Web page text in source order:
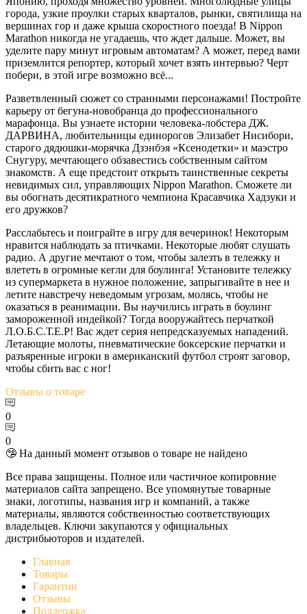
города, узкие проулки старых кварталов, рынки, святилища на
вершинах гор и даже крыша скоростного поезда! В Nippon
Marathon никогда не угадаешь, что ждет дальше. Может, вы
уделите пару минут игровым автоматам? А может, перед вами
приземлится репортер, который хочет взять интервью? Черт
побери, в этой игре возможно всё...
Разветвленный сюжет со странными персонажами! Постройте
карьеру от бегуна-новобранца до профессионального
марафонца. Вы узнаете истории человека-лобстера ДЖ.
ДАРВИНА, любительницы единорогов Элизабет Нисибори,
старого дядюшки-морячка Дзэнбэя «Ксенодетки» и маэстро
Снугуру, мечтающего обзавестись собственным сайтом
знакомств. А еще предстоит открыть таинственные секреты
невидимых сил, управляющих Nippon Marathon. Сможете ли
вы обогнать десятикратного чемпиона Красавчика Хадзуки и
его дружков?
Расслабьтесь и поиграйте в игру для вечеринок! Некоторым
нравится наблюдать за птичками. Некоторые любят слушать
радио. А другие мечтают о том, чтобы залезть в тележку и
влететь в огромные кегли для боулинга! Установите тележку
из супермаркета в нужное положение, запрыгивайте в нее и
летите навстречу неведомым угрозам, молясь, чтобы не
оказаться в реанимации. Вы научились играть в боулинг
замороженной индейкой? Тогда вооружайтесь перчаткой
Л.О.Б.С.Т.Е.Р! Вас ждет серия непредсказуемых нападений.
Летающие молоты, пневматические боксерские перчатки и
разъяренные игроки в американский футбол строят заговор,
чтобы сбить вас с ног!
Отзывы о товаре
0
0
🤥 На данный момент отзывов о товаре не найдено
Все права защищены. Полное или частичное копировние
материалов сайта запрещено. Все упомянутые товарные
знаки, логотипы, названия игр и компаний, а также
материалы, являются собственностью соответствующих
владельцев. Ключи закупаются у официальных
дистрибьюторов и издателей.
Главная
Товары
Гарантии
Отзывы
Поддержка